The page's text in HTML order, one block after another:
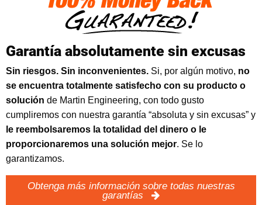
Garantía absolutamente sin excusas
Sin riesgos. Sin inconvenientes. Si, por algún motivo, no
se encuentra totalmente satisfecho con su producto o
solución de Martin Engineering, con todo gusto
cumpliremos con nuestra garantía “absoluta y sin excusas” y
le reembolsaremos la totalidad del dinero o le
proporcionaremos una solución mejor. Se lo
garantizamos.
Obtenga más información sobre todas nuestras
garantías